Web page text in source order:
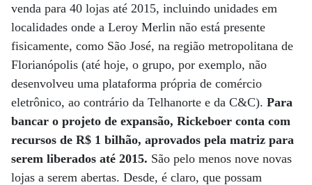
venda para 40 lojas até 2015, incluindo unidades em
localidades onde a Leroy Merlin não está presente
fisicamente, como São José, na região metropolitana de
Florianópolis (até hoje, o grupo, por exemplo, não
desenvolveu uma plataforma própria de comércio
eletrônico, ao contrário da Telhanorte e da C&C). Para
bancar o projeto de expansão, Rickeboer conta com
recursos de R$ 1 bilhão, aprovados pela matriz para
serem liberados até 2015. São pelo menos nove novas
lojas a serem abertas. Desde, é claro, que possam